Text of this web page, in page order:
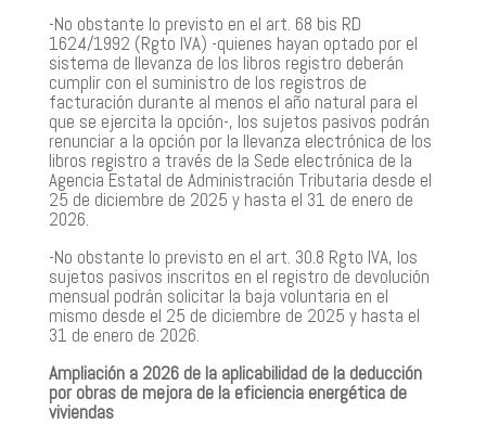
-No obstante lo previsto en el art. 68 bis RD
1624/1992 (Rgto IVA) -quienes hayan optado por el
sistema de llevanza de los libros registro deberán
cumplir con el suministro de los registros de
facturación durante al menos el año natural para el
que se ejercita la opción-, los sujetos pasivos podrán
renunciar a la opción por la llevanza electrónica de los
libros registro a través de la Sede electrónica de la
Agencia Estatal de Administración Tributaria desde el
25 de diciembre de 2025 y hasta el 31 de enero de
2026.
-No obstante lo previsto en el art. 30.8 Rgto IVA, los
sujetos pasivos inscritos en el registro de devolución
mensual podrán solicitar la baja voluntaria en el
mismo desde el 25 de diciembre de 2025 y hasta el
31 de enero de 2026.
Ampliación a 2026 de la aplicabilidad de la deducción
por obras de mejora de la eficiencia energética de
viviendas